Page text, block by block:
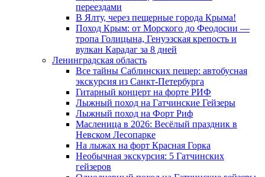
переездами
В Ялту, через пещерные города Крыма!
Поход Крым: от Морского до Феодосии —
тропа Голицына, Генуэзская крепость и
вулкан Карадаг за 8 дней
Ленинградская область
Все тайны Саблинских пещер: автобусная
экскурсия из Санкт-Петербурга
Гитарный концерт на форте РИФ
Лыжный поход на Гатчинские Гейзеры
Лыжный поход на Форт Риф
Масленица в 2026: Весёлый праздник в
Невском Лесопарке
На лыжах на форт Красная Горка
Необычная экскурсия: 5 Гатчинских
гейзеров